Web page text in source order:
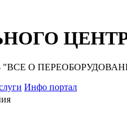
"ВСЕ О
Инфо портал